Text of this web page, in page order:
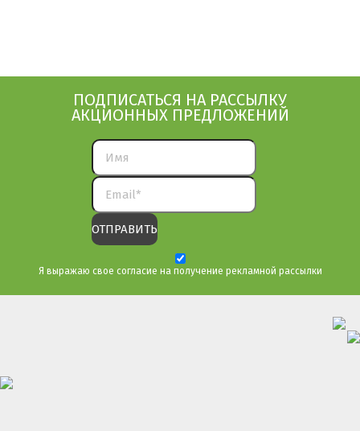
ПОДПИСАТЬСЯ НА РАССЫЛКУ
АКЦИОННЫХ ПРЕДЛОЖЕНИЙ
Я выражаю свое согласие на получение рекламной рассылки